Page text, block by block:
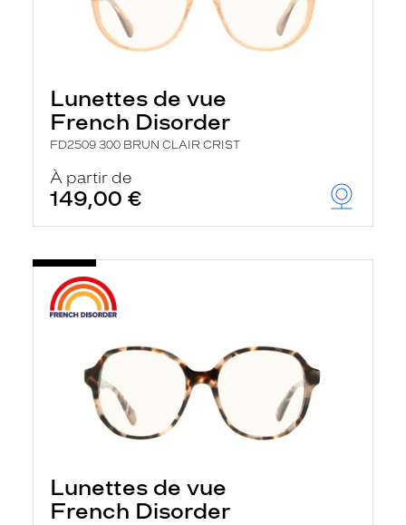
Lunettes de vue
French Disorder
FD2509 300 BRUN CLAIR CRIST
À partir de
149,00 €
Lunettes de vue
French Disorder